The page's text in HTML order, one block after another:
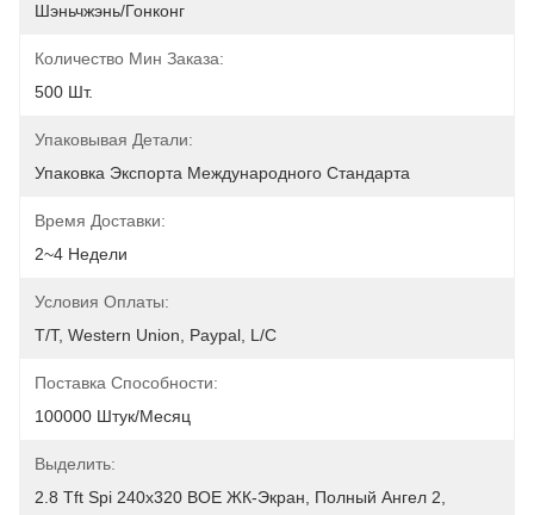
Шэньчжэнь/Гонконг
Количество Мин Заказа:
500 Шт.
Упаковывая Детали:
Упаковка Экспорта Международного Стандарта
Время Доставки:
2~4 Недели
Условия Оплаты:
T/T, Western Union, Paypal, L/C
Поставка Способности:
100000 Штук/месяц
Выделить:
2.8 Tft Spi 240x320 BOE ЖК-Экран
Полный Ангел 2